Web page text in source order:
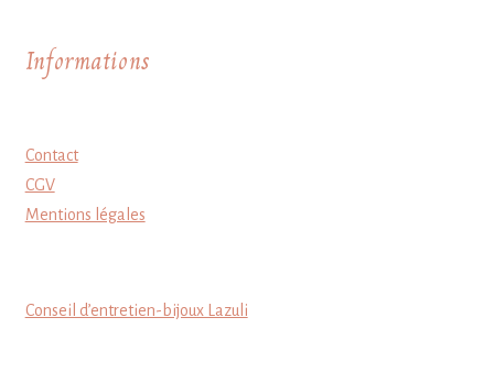
Informations
Contact
CGV
Mentions légales
Conseil d’entretien-bijoux Lazuli